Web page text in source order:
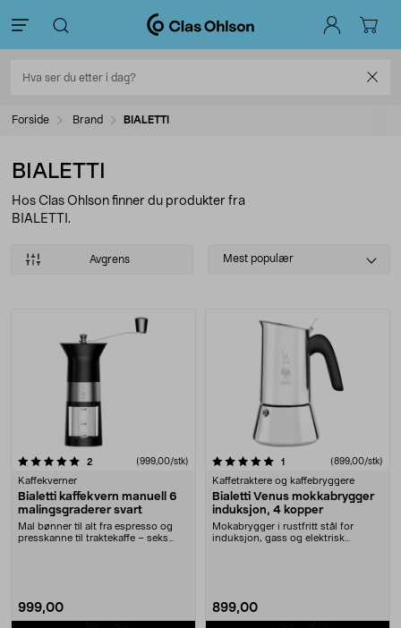
Forside Brand BIALETTI
BIALETTI
Hos Clas Ohlson finner du produkter fra
BIALETTI.
Avgrens
Select
Mest populær
Produkter
2anmeldelser(999,00/stk)
Kaffekverner
Bialetti kaffekvern manuell 6
malingsgraderer svart
Mal bønner til alt fra espresso og
presskanne til traktekaffe – seks
999,00
5.0 av 5 stjerner 1 anmeldelser(899,00/stk)
Kaffetraktere og kaffebryggere
Bialetti Venus mokkabrygger
induksjon, 4 kopper
Mokabrygger i rustfritt stål for
induksjon, gass og elektrisk
899,00